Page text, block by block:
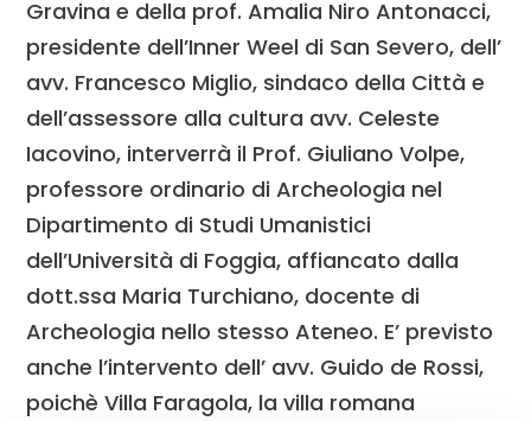
Gravina e della prof. Amalia Niro Antonacci,
presidente dell’Inner Weel di San Severo, dell’
avv. Francesco Miglio, sindaco della Città e
dell’assessore alla cultura avv. Celeste
Iacovino, interverrà il Prof. Giuliano Volpe,
professore ordinario di Archeologia nel
Dipartimento di Studi Umanistici
dell’Università di Foggia, affiancato dalla
dott.ssa Maria Turchiano, docente di
Archeologia nello stesso Ateneo. E’ previsto
anche l’intervento dell’ avv. Guido de Rossi,
poichè Villa Faragola, la villa romana